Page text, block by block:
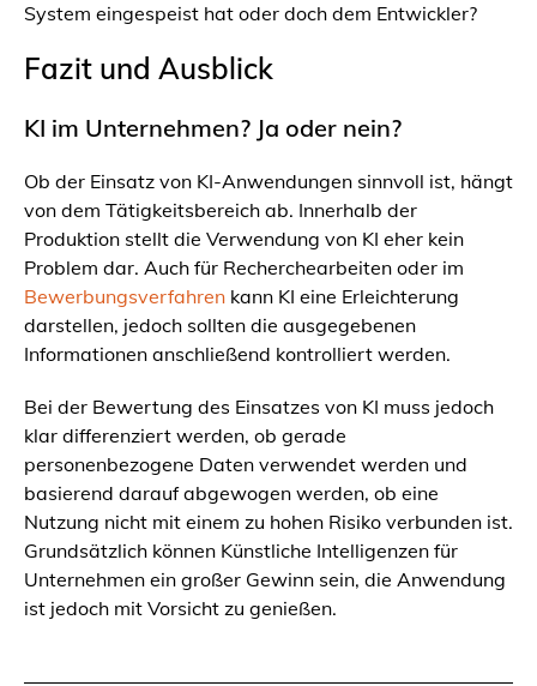
System eingespeist hat oder doch dem Entwickler?
Fazit und Ausblick
KI im Unternehmen? Ja oder nein?
Ob der Einsatz von KI-Anwendungen sinnvoll ist, hängt
von dem Tätigkeitsbereich ab. Innerhalb der
Produktion stellt die Verwendung von KI eher kein
Problem dar. Auch für Recherchearbeiten oder im
Bewerbungsverfahren kann KI eine Erleichterung
darstellen, jedoch sollten die ausgegebenen
Informationen anschließend kontrolliert werden.
Bei der Bewertung des Einsatzes von KI muss jedoch
klar differenziert werden, ob gerade
personenbezogene Daten verwendet werden und
basierend darauf abgewogen werden, ob eine
Nutzung nicht mit einem zu hohen Risiko verbunden ist.
Grundsätzlich können Künstliche Intelligenzen für
Unternehmen ein großer Gewinn sein, die Anwendung
ist jedoch mit Vorsicht zu genießen.